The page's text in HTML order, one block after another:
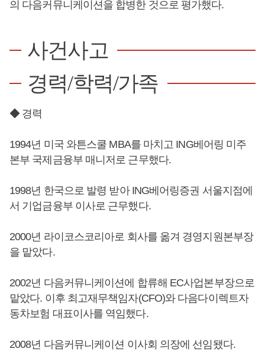
의 다음커뮤니케이션을 합병한 것으로 평가했다.
사건사고
경력/학력/가족
◆ 경력
1994년 미국 와튼스쿨 MBA를 마치고 ING베어링 미주
본부 국제금융부 매니저로 근무했다.
1998년 한국으로 발령 받아 ING베어링증권 서울지점에
서 기업금융부 이사로 근무했다.
2000년 라이코스코리아로 회사를 옮겨 경영지원본부장
을 맡았다.
2002년 다음커뮤니케이션에 합류해 EC사업본부장으로
맡았다. 이후 최고재무책임자(CFO)와 다음다이렉트자
동차보험 대표이사를 역임했다.
2008년 다음커뮤니케이션 이사회 의장에 선임됐다.